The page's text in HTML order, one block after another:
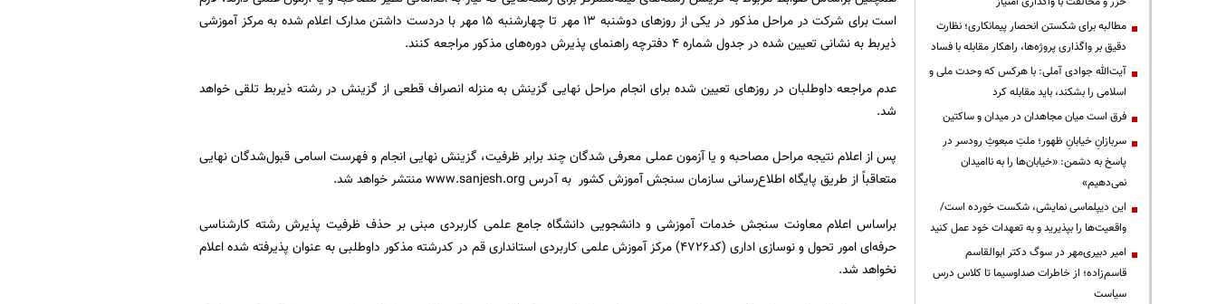
است برای شركت در مراحل مذكور در یكی از روزهای دوشنبه ۱۳ مهر تا چهارشنبه ۱۵ مهر با دردست داشتن مدارک اعلام شده به مركز آموزشی
ذیربط به نشانی تعیین شده در جدول شماره ۴ دفترچه راهنمای ‌پذیرش دوره‌های ‌مذكور مراجعه کنند.
عدم مراجعه داوطلبان در روزهای تعیین شده برای انجام مراحل نهایی گزینش به منزله انصراف قطعی از گزینش در رشته ذیربط تلقی خواهد
شد.
پس از اعلام نتیجه مراحل مصاحبه و یا آزمون عملی معرفی شدگان چند برابر ظرفیت، گزینش نهایی انجام و فهرست اسامی قبول‌شدگان نهایی
متعاقباً از طریق پایگاه اطلاع‌رسانی سازمان سنجش آموزش كشور به آدرس www.sanjesh.org منتشر خواهد شد.
براساس اعلام معاونت سنجش خدمات آموزشی و دانشجویی دانشگاه جامع علمی كاربردی مبنی بر حذف ظرفیت پذیرش رشته كارشناسی
حرفه‌ای امور تحول و نوسازی اداری (كد۴۷۲۶) مركز آموزش علمی كاربردی استانداری قم در كدرشته مذكور داوطلبی به عنوان پذیرفته شده اعلام
نخواهد شد.
مطالبه برای شکستن انحصار پیمانکاری؛ نظارت
دقیق بر واگذاری پروژه‌ها، راهکار مقابله با فساد
آیت‌الله جوادی آملی: با هرکس که وحدت ملی و
اسلامی را بشکند، باید مقابله کرد
فرق است میان مجاهدان در میدان و ساکتین
سربازانِ خیابانِ ظهور؛ ملتِ مبعوثِ رودسر در
پاسخ به دشمن: «خیابان‌ها را به ناامیدان
نمی‌دهیم»
این دیپلماسی نمایشی، شکست خورده است/
واقعیت‌ها را بپذیرید و به تعهدات خود عمل کنید
امیر دبیری‌مهر در سوگ دکتر ابوالقاسم
قاسم‌زاده؛ از خاطرات صداوسیما تا کلاس درس
سیاست